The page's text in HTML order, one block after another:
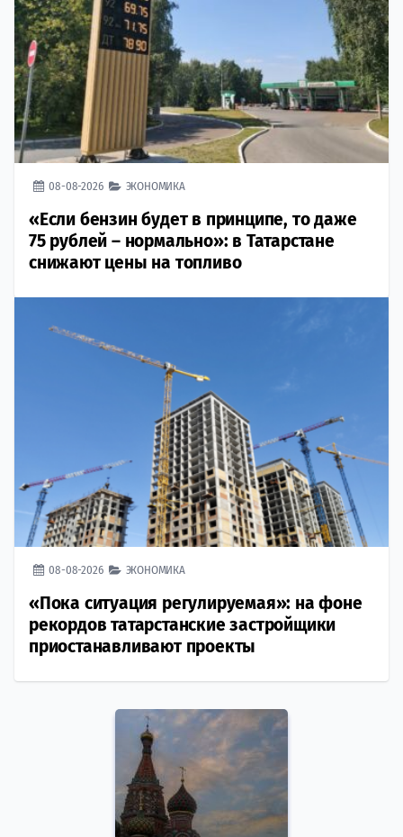
08-08-2026 ЭКОНОМИКА
«Если бензин будет в принципе, то даже
75 рублей – нормально»: в Татарстане
снижают цены на топливо
08-08-2026 ЭКОНОМИКА
«Пока ситуация регулируемая»: на фоне
рекордов татарстанские застройщики
приостанавливают проекты